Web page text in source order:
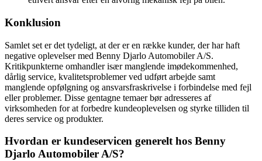
Konklusion
Samlet set er det tydeligt, at der er en række kunder, der har haft
negative oplevelser med Benny Djarlo Automobiler A/S.
Kritikpunkterne omhandler især manglende imødekommenhed,
dårlig service, kvalitetsproblemer ved udført arbejde samt
manglende opfølgning og ansvarsfraskrivelse i forbindelse med fejl
eller problemer. Disse gentagne temaer bør adresseres af
virksomheden for at forbedre kundeoplevelsen og styrke tilliden til
deres service og produkter.
Hvordan er kundeservicen generelt hos Benny
Djarlo Automobiler A/S?